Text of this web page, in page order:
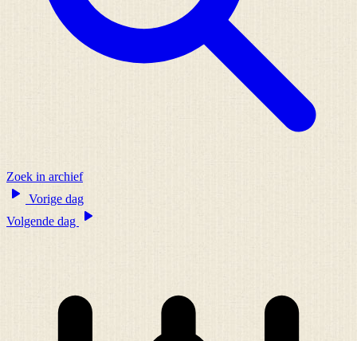
Zoek in archief
Vorige dag
Volgende dag